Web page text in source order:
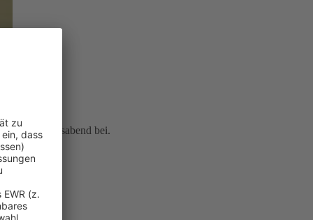
Lebensabend bei.